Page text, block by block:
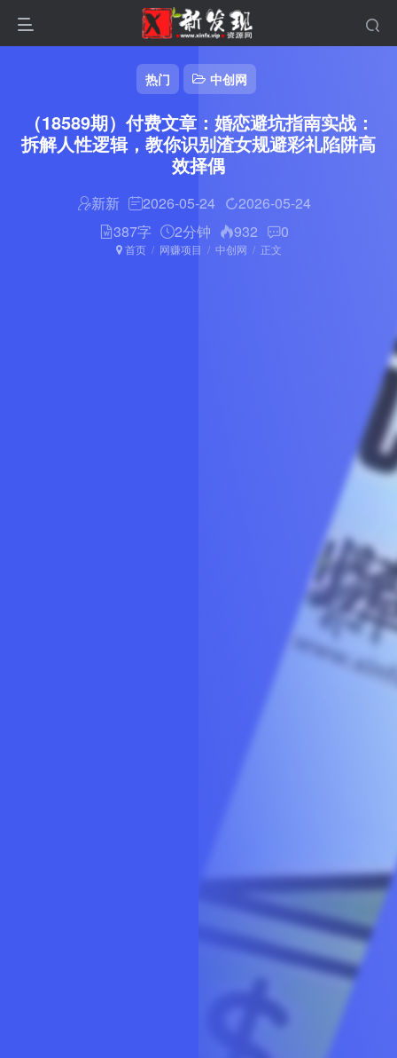
热门 中创网
（18589期）付费文章：婚恋避坑指南实战：
拆解人性逻辑，教你识别渣女规避彩礼陷阱高
效择偶
新新 2026-05-24
2026-05-24
387字
2分钟 932 0
首页 网赚项目 中创网 正文